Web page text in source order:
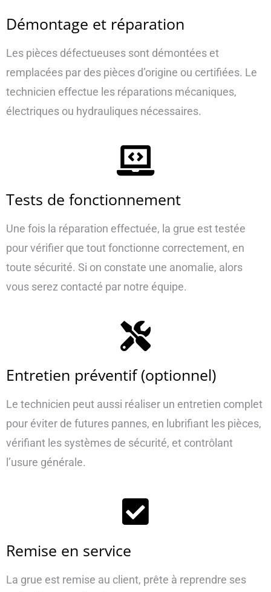
Démontage et réparation
Les pièces défectueuses sont démontées et
remplacées par des pièces d’origine ou certifiées. Le
technicien effectue les réparations mécaniques,
électriques ou hydrauliques nécessaires.
Tests de fonctionnement
Une fois la réparation effectuée, la grue est testée
pour vérifier que tout fonctionne correctement, en
toute sécurité. Si on constate une anomalie, alors
vous serez contacté par notre équipe.
Entretien préventif (optionnel)
Le technicien peut aussi réaliser un entretien complet
pour éviter de futures pannes, en lubrifiant les pièces,
vérifiant les systèmes de sécurité, et contrôlant
l’usure générale.
Remise en service
La grue est remise au client, prête à reprendre ses